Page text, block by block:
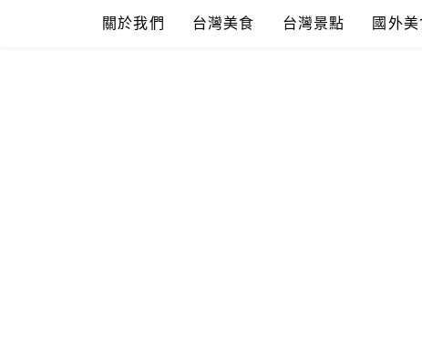
關於我們 台灣美食 台灣景點 國外美